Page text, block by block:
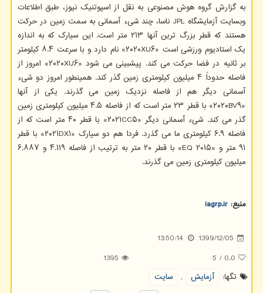
به گزارش گروه هوش مصنوعی به نقل از اسپوتنیک نیوز، طبق اطلاعات
وبسایت آزمایشگاه JPL ناسا، چند شیء آسمانی به سمت زمین در حرکت
هستند که قطر بزرگ ترین آنها ۲۱۳ متر است. این سیارک که به اندازه
یک استادیوم ورزشی است «۲۰۲۰XU۶» نام دارد و با سرعت ۸.۴ کیلومتر
بر ثانیه در فضا حرکت می کند. پیشبینی می شود «۲۰۲۰XU۶» امروز از
فاصله حدوداً ۴ میلیون کیلومتری زمین گذر کند. همینطور امروز دو شیء
آسمانی دیگر هم از فاصله نزدیک زمین می گذرند. یکی از آنها
«۲۰۲۰BV۹» با قطر ۲۳ متر است که از فاصله ۴.۵ میلیون کیلومتری زمین
گذر می کند. شیء آسمانی دیگر «۲۰۲۱CC۵» با قطر ۴۰ متر است که از
فاصله ۶.۹ کیلومتری ما می گذرد. فردا هم دو سیارک «۲۰۲۱DX۱» با قطر
۹۱ متر و «۲۰۱۵ EQ» با قطر ۲۰ متر به ترتیب از فاصله ۴.۱۱۹ و ۶.۸۸۷
میلیون کیلومتری زمین می گذرند.
منبع: iagrp.ir
1399/12/05
13:50:14
0.0
/
5
1395
تگها:
آزمایش ,
سایت